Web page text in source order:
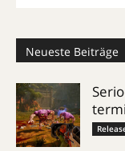
Neueste Beiträge